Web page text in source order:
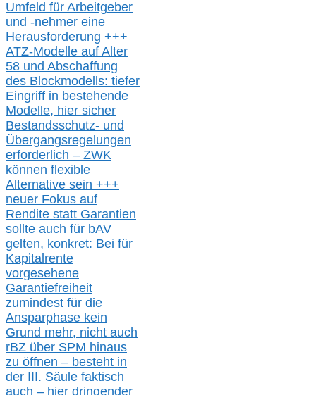
Umfeld für Arbeitgeber
und -nehmer eine
Herausforderung +++
ATZ-Modelle auf Alter
58 und Abschaffung
des Blockmodells: tiefer
Eingriff in bestehende
Modelle, hier sicher
Bestandsschutz- und
Übergangsregelungen
erforderlich – ZWK
können flexible
Alternative sein +++
neuer Fokus auf
Rendite statt Garantien
sollte auch für bAV
gelten, konkret: Bei für
Kapitalrente
vorgesehene
Garantiefreiheit
zumindest für die
Ansparphase kein
Grund mehr, nicht auch
rBZ über SPM hinaus
zu öffnen – besteht in
der III. Säule faktisch
auch – hier dringender